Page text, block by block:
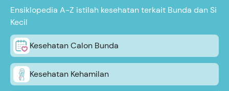
Ensiklopedia A-Z istilah kesehatan terkait Bunda dan Si
Kecil
Kesehatan Calon Bunda
Kesehatan Kehamilan